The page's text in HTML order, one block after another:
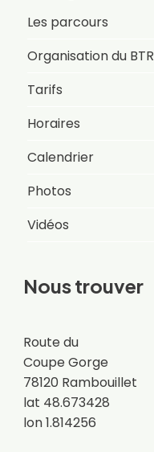
Les parcours
Organisation du BTR
Tarifs
Horaires
Calendrier
Photos
Vidéos
Nous trouver
Route du
Coupe Gorge
78120 Rambouillet
lat 48.673428
lon 1.814256